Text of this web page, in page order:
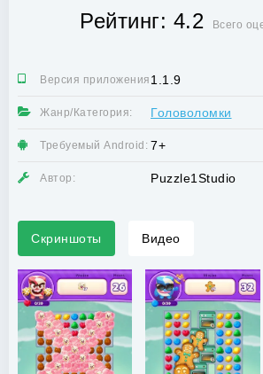
Рейтинг: 4.2 Всего
Версия приложения:1.1.9
Жанр/Категория: Головоломки
Требуемый Android: 7+
Автор: Puzzle1Studio
Скриншоты Видео